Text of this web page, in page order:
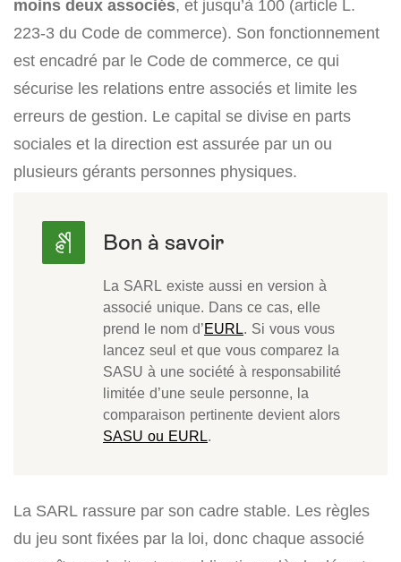
moins deux associés, et jusqu’à 100 (article L.
223-3 du Code de commerce). Son fonctionnement
est encadré par le Code de commerce, ce qui
sécurise les relations entre associés et limite les
erreurs de gestion. Le capital se divise en parts
sociales et la direction est assurée par un ou
plusieurs gérants personnes physiques.
La SARL existe aussi en version à
associé unique. Dans ce cas, elle
prend le nom d’EURL. Si vous vous
lancez seul et que vous comparez la
SASU à une société à responsabilité
limitée d’une seule personne, la
comparaison pertinente devient alors
SASU ou EURL.
La SARL rassure par son cadre stable. Les règles
du jeu sont fixées par la loi, donc chaque associé